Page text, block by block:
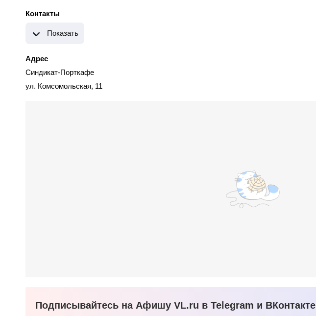
Контакты
Показать
Адрес
Синдикат-Порткафе
ул. Комсомольская, 11
Подписывайтесь на Афишу VL.ru в Telegram и ВКонтакте